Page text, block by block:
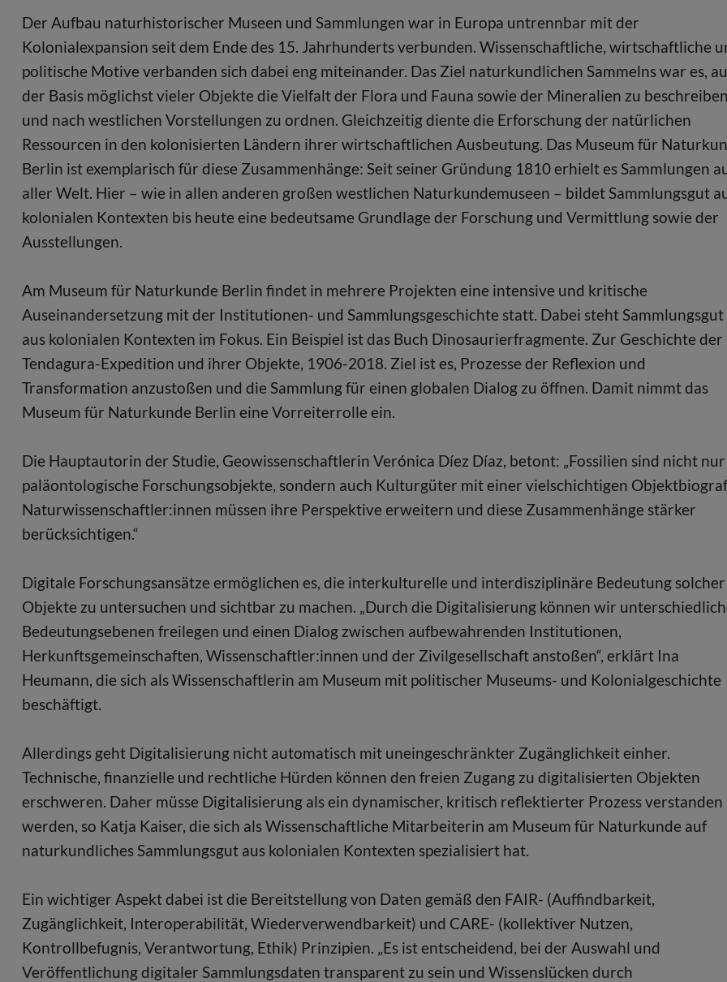
Der Aufbau naturhistorischer Museen und Sammlungen war in Europa untrennbar mit der
Kolonialexpansion seit dem Ende des 15. Jahrhunderts verbunden. Wissenschaftliche, wirtschaftliche
politische Motive verbanden sich dabei eng miteinander. Das Ziel naturkundlichen Sammelns war es,
der Basis möglichst vieler Objekte die Vielfalt der Flora und Fauna sowie der Mineralien zu
und nach westlichen Vorstellungen zu ordnen. Gleichzeitig diente die Erforschung der natürlichen
Ressourcen in den kolonisierten Ländern ihrer wirtschaftlichen Ausbeutung. Das Museum für
Berlin ist exemplarisch für diese Zusammenhänge: Seit seiner Gründung 1810 erhielt es Sammlungen
aller Welt. Hier – wie in allen anderen großen westlichen Naturkundemuseen – bildet Sammlungsgut
kolonialen Kontexten bis heute eine bedeutsame Grundlage der Forschung und Vermittlung sowie der
Ausstellungen.
Am Museum für Naturkunde Berlin findet in mehrere Projekten eine intensive und kritische
Auseinandersetzung mit der Institutionen- und Sammlungsgeschichte statt. Dabei steht Sammlungsgut
aus kolonialen Kontexten im Fokus. Ein Beispiel ist das Buch Dinosaurierfragmente. Zur Geschichte der
Tendagura-Expedition und ihrer Objekte, 1906-2018. Ziel ist es, Prozesse der Reflexion und
Transformation anzustoßen und die Sammlung für einen globalen Dialog zu öffnen. Damit nimmt das
Museum für Naturkunde Berlin eine Vorreiterrolle ein.
Die Hauptautorin der Studie, Geowissenschaftlerin Verónica Díez Díaz, betont: „Fossilien sind nicht nur
paläontologische Forschungsobjekte, sondern auch Kulturgüter mit einer vielschichtigen
Naturwissenschaftler:innen müssen ihre Perspektive erweitern und diese Zusammenhänge stärker
berücksichtigen.“
Digitale Forschungsansätze ermöglichen es, die interkulturelle und interdisziplinäre Bedeutung solcher
Objekte zu untersuchen und sichtbar zu machen. „Durch die Digitalisierung können wir
Bedeutungsebenen freilegen und einen Dialog zwischen aufbewahrenden Institutionen,
Herkunftsgemeinschaften, Wissenschaftler:innen und der Zivilgesellschaft anstoßen“, erklärt Ina
Heumann, die sich als Wissenschaftlerin am Museum mit politischer Museums- und Kolonialgeschichte
beschäftigt.
Allerdings geht Digitalisierung nicht automatisch mit uneingeschränkter Zugänglichkeit einher.
Technische, finanzielle und rechtliche Hürden können den freien Zugang zu digitalisierten Objekten
erschweren. Daher müsse Digitalisierung als ein dynamischer, kritisch reflektierter Prozess verstanden
werden, so Katja Kaiser, die sich als Wissenschaftliche Mitarbeiterin am Museum für Naturkunde auf
naturkundliches Sammlungsgut aus kolonialen Kontexten spezialisiert hat.
Ein wichtiger Aspekt dabei ist die Bereitstellung von Daten gemäß den FAIR- (Auffindbarkeit,
Zugänglichkeit, Interoperabilität, Wiederverwendbarkeit) und CARE- (kollektiver Nutzen,
Kontrollbefugnis, Verantwortung, Ethik) Prinzipien. „Es ist entscheidend, bei der Auswahl und
Veröffentlichung digitaler Sammlungsdaten transparent zu sein und Wissenslücken durch